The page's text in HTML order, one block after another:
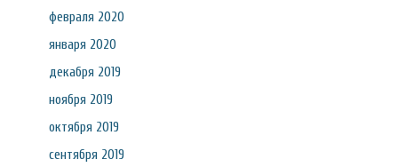
февраля 2020
января 2020
декабря 2019
ноября 2019
октября 2019
сентября 2019